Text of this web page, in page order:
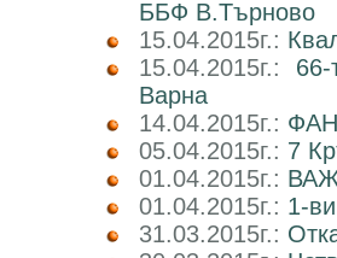
ББФ В.Търново
15.04.2015г.:
15.04.2015г.:
Варна
14.04.2015г.:
05.04.2015г.: 7
01.04.2015г.:
01.04.2015г.: 1-
31.03.2015г.: